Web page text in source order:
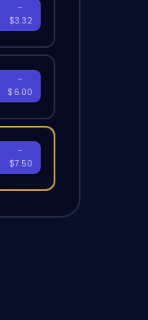
-
$3.32
-
$6.00
-
$7.50